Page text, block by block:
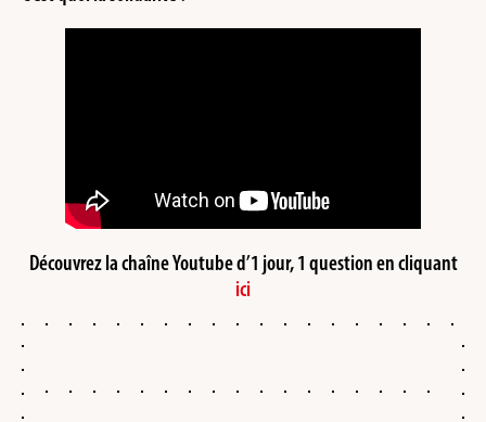
Découvrez la chaîne Youtube d’1 jour, 1 question en cliquant
ici